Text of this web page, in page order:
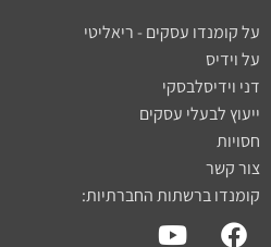
על קומנדו עסקים - ריאליטי
על וידיס
דני וידיסלבסקי
ייעוץ לבעלי עסקים
חסויות
צור קשר
קומנדו ברשתות החברתיות: